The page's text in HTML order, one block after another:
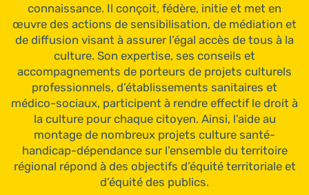
connaissance. Il conçoit, fédère, initie et met en
œuvre des actions de sensibilisation, de médiation et
de diffusion visant à assurer l’égal accès de tous à la
culture. Son expertise, ses conseils et
accompagnements de porteurs de projets culturels
professionnels, d’établissements sanitaires et
médico-sociaux, participent à rendre effectif le droit à
la culture pour chaque citoyen. Ainsi, l’aide au
montage de nombreux projets culture santé-
handicap-dépendance sur l’ensemble du territoire
régional répond à des objectifs d’équité territoriale et
d’équité des publics.